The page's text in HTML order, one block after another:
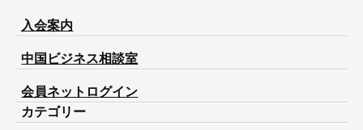
入会案内
中国ビジネス相談室
会員ネットログイン
カテゴリー